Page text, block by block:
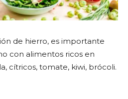
de hierro, es importante
con alimentos ricos en
cítricos, tomate, kiwi, brócoli.